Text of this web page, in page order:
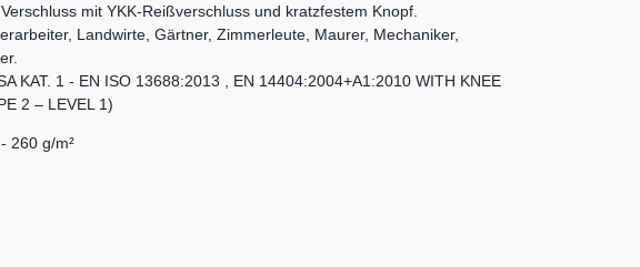
mit YKK-Reißverschluss und kratzfestem Knopf.
Landwirte, Gärtner, Zimmerleute, Maurer, Mechaniker,
KAT. 1 - EN ISO 13688:2013 , EN 14404:2004+A1:2010 WITH KNEE
2 – LEVEL 1)
260 g/m²